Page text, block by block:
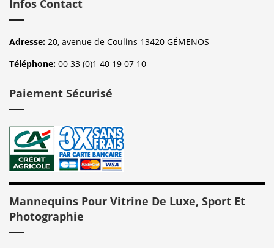
Infos Contact
Adresse: 20, avenue de Coulins 13420 GÉMENOS
Téléphone: 00 33 (0)1 40 19 07 10
Paiement Sécurisé
Mannequins Pour Vitrine De Luxe, Sport Et
Photographie